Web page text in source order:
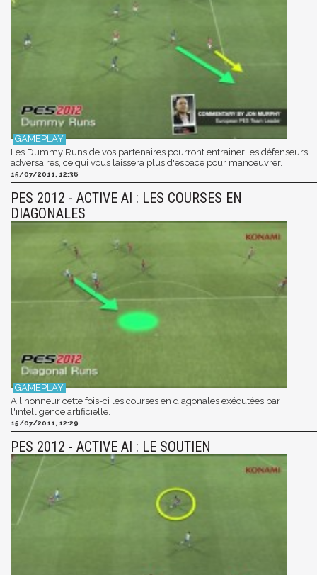
Les Dummy Runs de vos partenaires pourront entrainer les défenseurs
adversaires, ce qui vous laissera plus d'espace pour manoeuvrer.
15/07/2011, 12:36
PES 2012 - ACTIVE AI : LES COURSES EN
DIAGONALES
A l'honneur cette fois-ci les courses en diagonales exécutées par
l'intelligence artificielle.
15/07/2011, 12:29
PES 2012 - ACTIVE AI : LE SOUTIEN